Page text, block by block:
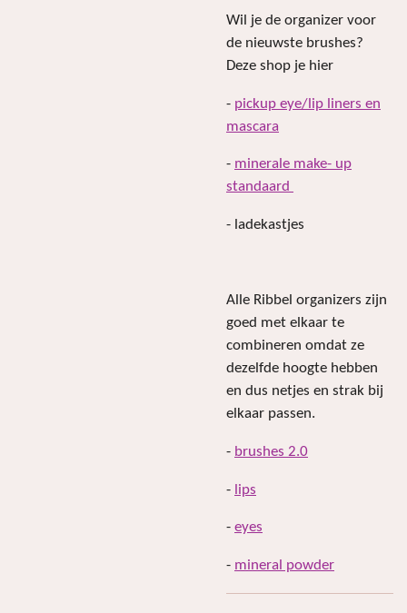
Wil je de organizer voor
de nieuwste brushes?
Deze shop je hier
- pickup eye/lip liners en
mascara
- minerale make- up
standaard
- ladekastjes
Alle Ribbel organizers zijn
goed met elkaar te
combineren omdat ze
dezelfde hoogte hebben
en dus netjes en strak bij
elkaar passen.
- brushes 2.0
- lips
- eyes
- mineral powder